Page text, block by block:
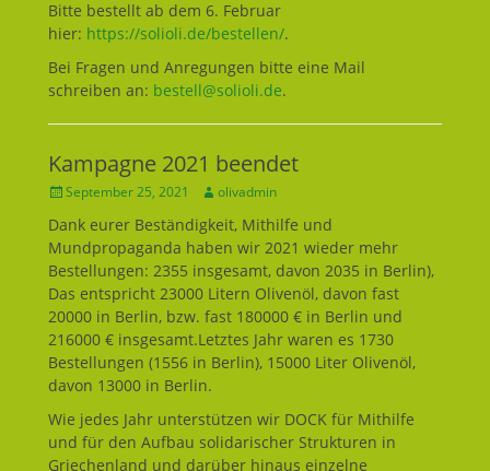
Bitte bestellt ab dem 6. Februar
hier: https://solioli.de/bestellen/.
Bei Fragen und Anregungen bitte eine Mail
schreiben an: bestell@solioli.de.
Kampagne 2021 beendet
Geposted
September 25, 2021 Autorolivadmin
Dank eurer Beständigkeit, Mithilfe und
Mundpropaganda haben wir 2021 wieder mehr
Bestellungen: 2355 insgesamt, davon 2035 in Berlin),
Das entspricht 23000 Litern Olivenöl, davon fast
20000 in Berlin, bzw. fast 180000 € in Berlin und
216000 € insgesamt.Letztes Jahr waren es 1730
Bestellungen (1556 in Berlin), 15000 Liter Olivenöl,
davon 13000 in Berlin.
Wie jedes Jahr unterstützen wir DOCK für Mithilfe
und für den Aufbau solidarischer Strukturen in
Griechenland und darüber hinaus einzelne